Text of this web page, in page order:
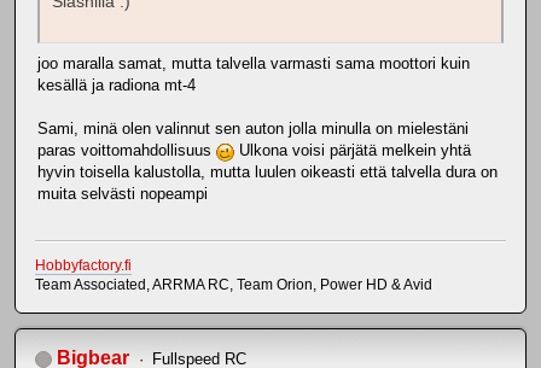
joo maralla samat, mutta talvella varmasti sama moottori kuin
kesällä ja radiona mt-4
Sami, minä olen valinnut sen auton jolla minulla on mielestäni
paras voittomahdollisuus
Ulkona voisi pärjätä melkein yhtä
hyvin toisella kalustolla, mutta luulen oikeasti että talvella dura on
muita selvästi nopeampi
Hobbyfactory.fi
Team Associated, ARRMA RC, Team Orion, Power HD & Avid
Bigbear Fullspeed RC